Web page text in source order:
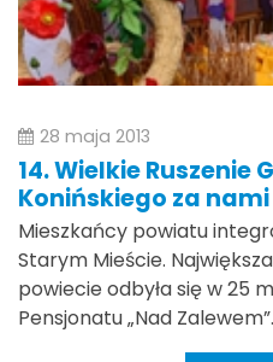
28 maja 2013
14. Wielkie Ruszenie
Konińskiego za nami
Mieszkańcy powiatu
Starym Mieście.
powiecie odbyła się w 25
Pensjonatu „Nad Zalewem”.